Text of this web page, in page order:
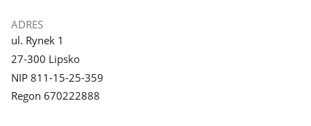
ADRES
ul. Rynek 1
27-300 Lipsko
NIP 811-15-25-359
Regon 670222888